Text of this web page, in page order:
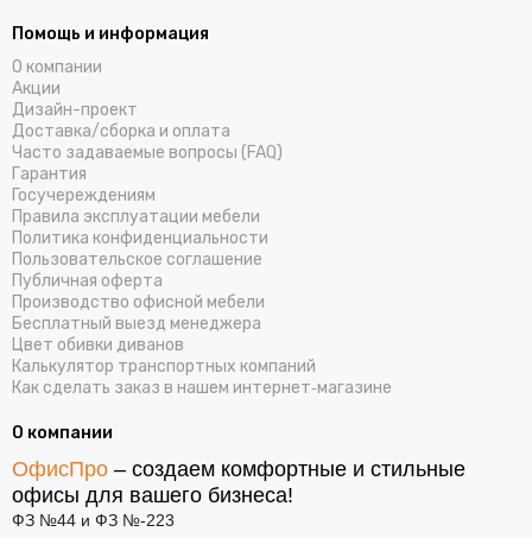
Помощь и информация
О компании
Акции
Дизайн-проект
Доставка/cборка и оплата
Часто задаваемые вопросы (FAQ)
Гарантия
Госучереждениям
Правила эксплуатации мебели
Политика конфиденциальности
Пользовательское соглашение
Публичная оферта
Производство офисной мебели
Бесплатный выезд менеджера
Цвет обивки диванов
Калькулятор транспортных компаний
Как сделать заказ в нашем интернет‑магазине
О компании
ОфисПро – создаем комфортные и стильные
офисы для вашего бизнеса!
ФЗ №44 и ФЗ №-223